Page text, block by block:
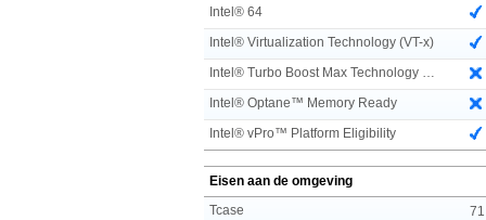
Intel® 64
Intel® Virtualization Technology (VT-x)
Intel® Optane™ Memory Ready
Intel® vPro™ Platform Eligibility
Eisen aan de omgeving
Tcase